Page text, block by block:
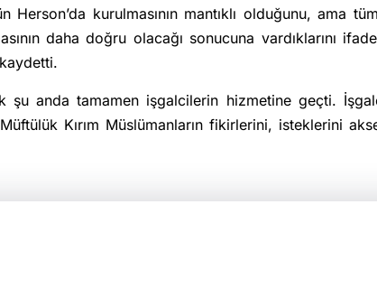
kurulmasının mantıklı olduğunu, ama
daha doğru olacağı sonucuna vardıklarını
şu anda tamamen işgalcilerin hizmetine geçti.
Kırım Müslümanların fikirlerini, isteklerini